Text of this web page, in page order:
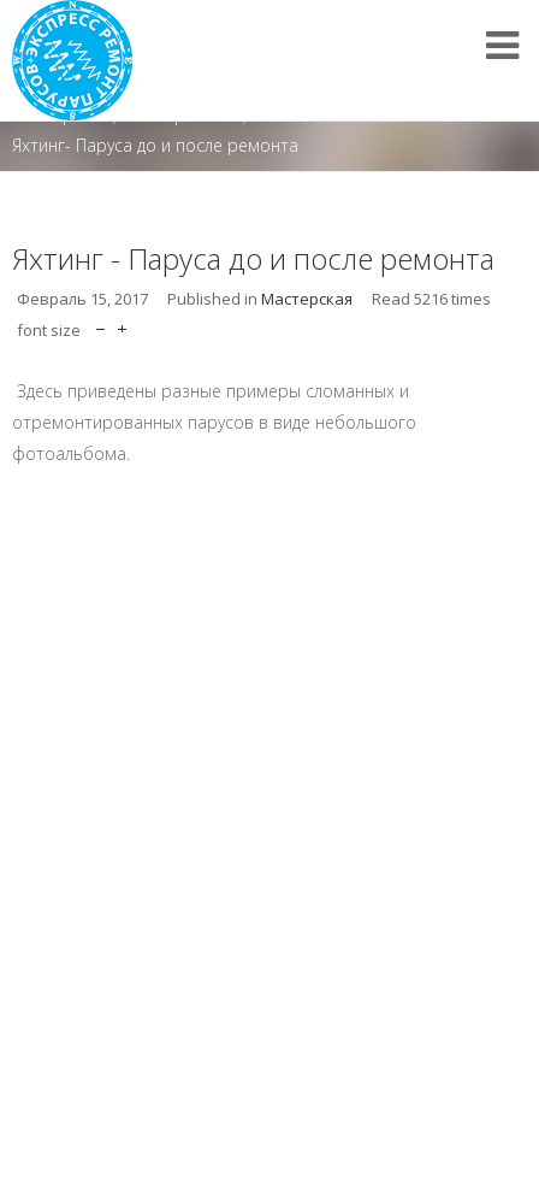
Мастерская / /
Яхтинг- Паруса до и после ремонта
Яхтинг - Паруса до и после ремонта
Февраль 15, 2017 Published in Мастерская Read 5216times
font size
Здесь приведены разные примеры сломанных и
отремонтированных парусов в виде небольшого
фотоальбома.